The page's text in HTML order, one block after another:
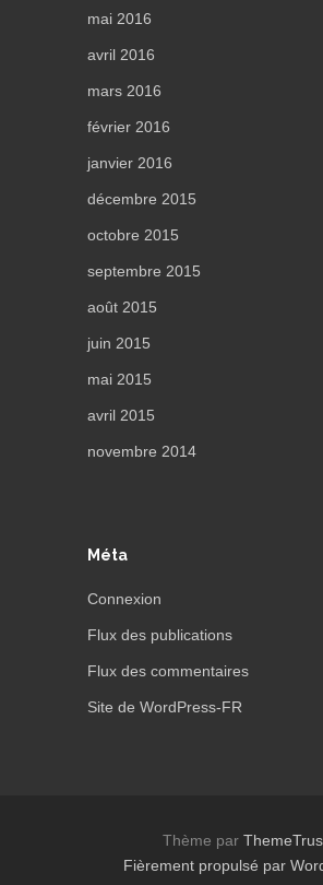
mai 2016
avril 2016
mars 2016
février 2016
janvier 2016
décembre 2015
octobre 2015
septembre 2015
août 2015
juin 2015
mai 2015
avril 2015
novembre 2014
Méta
Connexion
Flux des publications
Flux des commentaires
Site de WordPress-FR
Thème par
Fièrement propulsé par